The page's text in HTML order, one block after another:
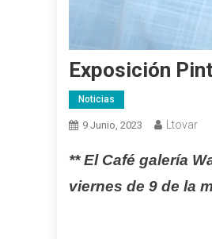
Exposición
Noticias
9 Junio, 2023 Ltovar
** El Café galería
viernes de 9 de la